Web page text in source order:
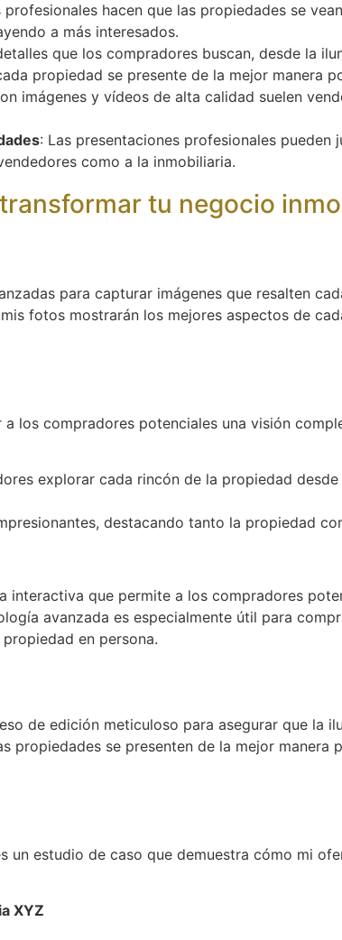
hacen que las propiedades se
a más interesados.
que los compradores buscan, desde la
propiedad se presente de la mejor manera
imágenes y vídeos de alta calidad suelen
: Las presentaciones profesionales pueden
como a la inmobiliaria.
tu negocio
para capturar imágenes que resalten
fotos mostrarán los mejores aspectos de
los compradores potenciales una visión
explorar cada rincón de la propiedad
destacando tanto la propiedad
interactiva que permite a los compradores
avanzada es especialmente útil para
en persona.
de edición meticuloso para asegurar que la
propiedades se presenten de la mejor manera
un estudio de caso que demuestra cómo mi
XYZ